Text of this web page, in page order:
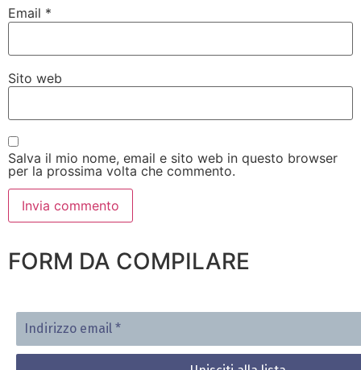
Email *
Sito web
Salva il mio nome, email e sito web in questo browser
per la prossima volta che commento.
FORM DA COMPILARE
Indirizzo
email
*